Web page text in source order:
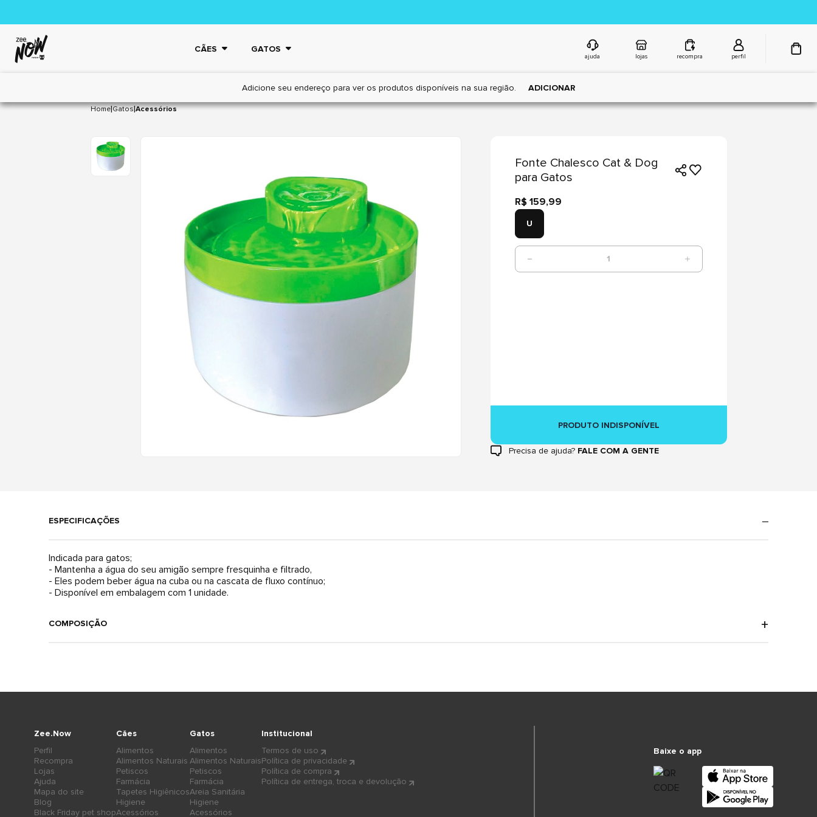
CÃES GATOS
ajuda lojas recompra perfil
Adicione seu endereço para ver os produtos disponíveis na sua região. ADICIONAR
Home|Gatos|Acessórios
Fonte Chalesco Cat & Dog
para Gatos
R$ 159,99
U
1
PRODUTO INDISPONÍVEL
Precisa de ajuda? FALE COM A GENTE
ESPECIFICAÇÕES
Indicada para gatos;
- Mantenha a água do seu amigão sempre fresquinha e filtrado,
- Eles podem beber água na cuba ou na cascata de fluxo contínuo;
- Disponível em embalagem com 1 unidade.
COMPOSIÇÃO
Cães
Alimentos
Alimentos Naturais
Petiscos
Farmácia
Tapetes Higiênicos
Higiene
Acessórios
Gatos
Alimentos
Alimentos Naturais
Petiscos
Farmácia
Areia Sanitária
Higiene
Acessórios
Zee.Now
Perfil
Recompra
Lojas
Ajuda
Mapa do site
Blog
Black Friday pet shop
Institucional
Termos de uso
Política de privacidade
Política de compra
Política de entrega, troca e devolução
Baixe o app